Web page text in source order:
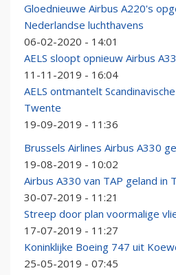
Gloednieuwe Airbus A220's
Nederlandse luchthavens
06-02-2020 - 14:01
AELS sloopt opnieuw Airbus
11-11-2019 - 16:04
AELS ontmantelt
Twente
19-09-2019 - 11:36
Brussels Airlines Airbus A330
19-08-2019 - 10:02
Airbus A330 van TAP geland in
30-07-2019 - 11:21
Streep door plan voormalige
17-07-2019 - 11:27
Koninklijke Boeing 747 uit
25-05-2019 - 07:45